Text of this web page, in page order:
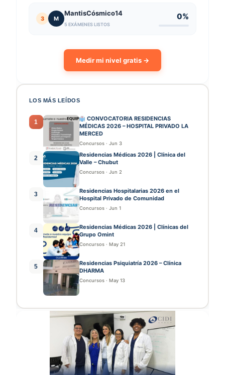
3 M
MantisCósmico14
5 EXÁMENES LISTOS
0%
Medir mi nivel gratis →
LOS MÁS LEÍDOS
1
CONVOCATORIA RESIDENCIAS
MÉDICAS 2026 – HOSPITAL PRIVADO LA
MERCED
Concursos · Jun 3
2
Residencias Médicas 2026 | Clínica del
Valle – Chubut
Concursos · Jun 2
3
Residencias Hospitalarias 2026 en el
Hospital Privado de Comunidad
Concursos · Jun 1
4
Residencias Médicas 2026 | Clínicas del
Grupo Omint
Concursos · May 21
5
Residencias Psiquiatría 2026 – Clínica
DHARMA
Concursos · May 13